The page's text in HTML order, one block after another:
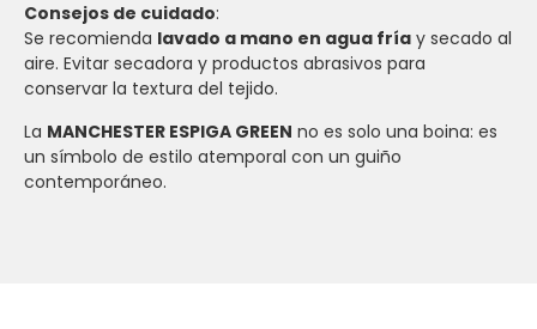
Consejos de cuidado:
Se recomienda lavado a mano en agua fría y secado al
aire. Evitar secadora y productos abrasivos para
conservar la textura del tejido.
La MANCHESTER ESPIGA GREEN no es solo una boina: es
un símbolo de estilo atemporal con un guiño
contemporáneo.